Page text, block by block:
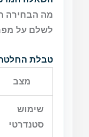
מה הבחירה
לשלם על
טבלת
מצב
שימוש
סטנדרטי